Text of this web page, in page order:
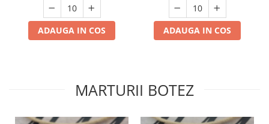
ADAUGA IN COS ADAUGA IN COS
MARTURII BOTEZ